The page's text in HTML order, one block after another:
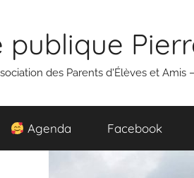
publique
des Parents d'Élèves et Amis
Agenda Facebook